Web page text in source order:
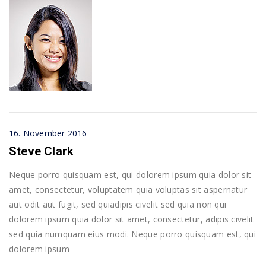
16. November 2016
Steve Clark
Neque porro quisquam est, qui dolorem ipsum quia dolor sit
amet, consectetur, voluptatem quia voluptas sit aspernatur
aut odit aut fugit, sed quiadipis civelit sed quia non qui
dolorem ipsum quia dolor sit amet, consectetur, adipis civelit
sed quia numquam eius modi. Neque porro quisquam est, qui
dolorem ipsum